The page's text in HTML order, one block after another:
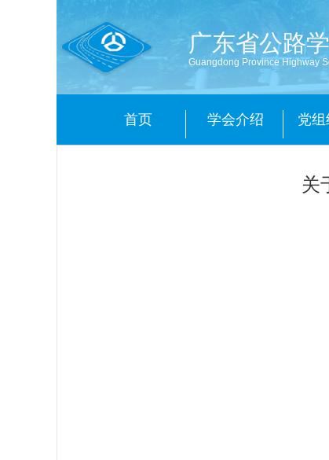
广东省公路
Guangdong Province Highway
首页 学会介绍 党
关